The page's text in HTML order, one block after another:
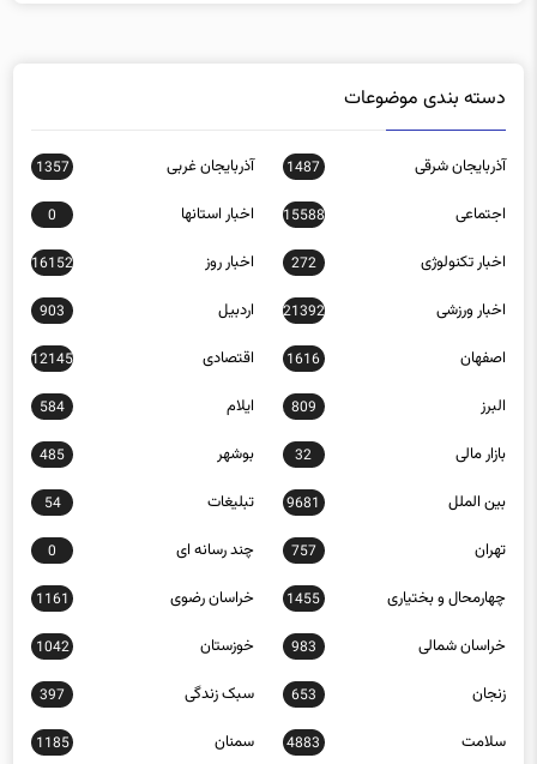
دسته بندی موضوعات
آذربایجان شرقی 1487 آذربایجان غربی 1357
اجتماعی 15588 اخبار استانها 0
اخبار تکنولوژی 272 اخبار روز 16152
اخبار ورزشی 21392 اردبیل 903
اصفهان 1616 اقتصادی 12145
البرز 809 ایلام 584
بازار مالی 32 بوشهر 485
بین الملل 9681 تبلیغات 54
تهران 757 چند رسانه ای 0
چهارمحال و بختیاری 1455 خراسان رضوی 1161
خراسان شمالی 983 خوزستان 1042
زنجان 653 سبک زندگی 397
سلامت 4883 سمنان 1185